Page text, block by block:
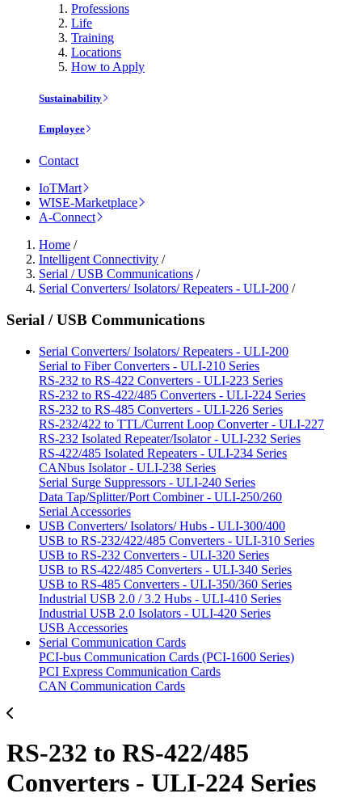
Professions
Life
Training
Locations
How to Apply
Sustainability
Employee
Contact
IoTMart
WISE-Marketplace
A-Connect
Home /
Intelligent Connectivity /
Serial / USB Communications /
Serial Converters/ Isolators/ Repeaters - ULI-200 /
Serial / USB Communications
Serial Converters/ Isolators/ Repeaters - ULI-200
Serial to Fiber Converters - ULI-210 Series
RS-232 to RS-422 Converters - ULI-223 Series
RS-232 to RS-422/485 Converters - ULI-224 Series
RS-232 to RS-485 Converters - ULI-226 Series
RS-232/422 to TTL/Current Loop Converter - ULI-227
RS-232 Isolated Repeater/Isolator - ULI-232 Series
RS-422/485 Isolated Repeaters - ULI-234 Series
CANbus Isolator - ULI-238 Series
Serial Surge Suppressors - ULI-240 Series
Data Tap/Splitter/Port Combiner - ULI-250/260
Serial Accessories
USB Converters/ Isolators/ Hubs - ULI-300/400
USB to RS-232/422/485 Converters - ULI-310 Series
USB to RS-232 Converters - ULI-320 Series
USB to RS-422/485 Converters - ULI-340 Series
USB to RS-485 Converters - ULI-350/360 Series
Industrial USB 2.0 / 3.2 Hubs - ULI-410 Series
Industrial USB 2.0 Isolators - ULI-420 Series
USB Accessories
Serial Communication Cards
PCI-bus Communication Cards (PCI-1600 Series)
PCI Express Communication Cards
CAN Communication Cards
RS-232 to RS-422/485
Converters - ULI-224 Series